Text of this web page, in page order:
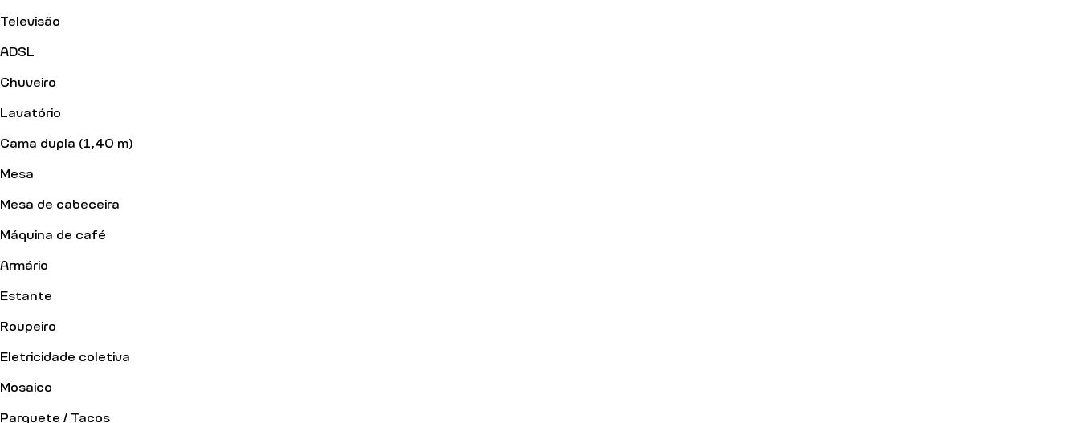
Televisão
ADSL
Chuveiro
Lavatório
Cama dupla (1,40 m)
Mesa
Mesa de cabeceira
Máquina de café
Armário
Estante
Roupeiro
Eletricidade coletiva
Mosaico
Parquete / Tacos